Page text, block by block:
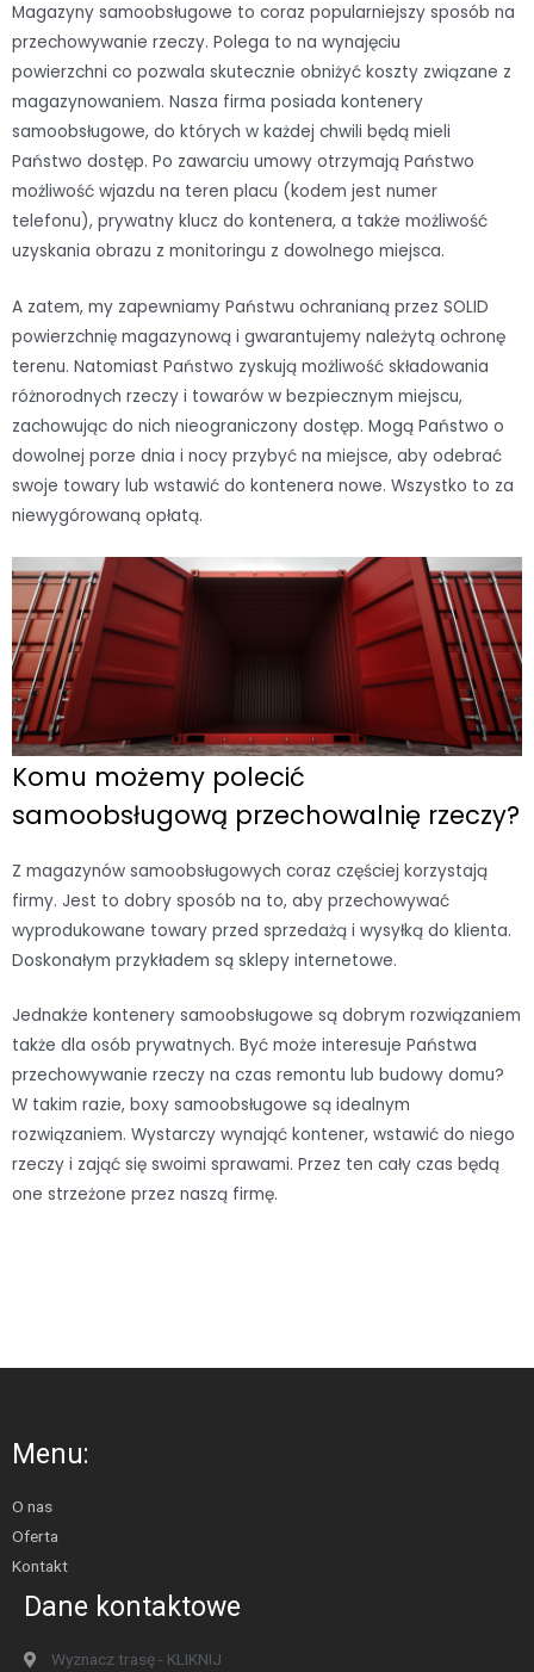
Magazyny samoobsługowe to coraz popularniejszy sposób na
przechowywanie rzeczy. Polega to na wynajęciu
powierzchni co pozwala skutecznie obniżyć koszty związane z
magazynowaniem. Nasza firma posiada kontenery
samoobsługowe, do których w każdej chwili będą mieli
Państwo dostęp. Po zawarciu umowy otrzymają Państwo
możliwość wjazdu na teren placu (kodem jest numer
telefonu), prywatny klucz do kontenera, a także możliwość
uzyskania obrazu z monitoringu z dowolnego miejsca.
A zatem, my zapewniamy Państwu ochranianą przez SOLID
powierzchnię magazynową i gwarantujemy należytą ochronę
terenu. Natomiast Państwo zyskują możliwość składowania
różnorodnych rzeczy i towarów w bezpiecznym miejscu,
zachowując do nich nieograniczony dostęp. Mogą Państwo o
dowolnej porze dnia i nocy przybyć na miejsce, aby odebrać
swoje towary lub wstawić do kontenera nowe. Wszystko to za
niewygórowaną opłatą.
Komu możemy polecić
samoobsługową przechowalnię rzeczy?
Z magazynów samoobsługowych coraz częściej korzystają
firmy. Jest to dobry sposób na to, aby przechowywać
wyprodukowane towary przed sprzedażą i wysyłką do klienta.
Doskonałym przykładem są sklepy internetowe.
Jednakże kontenery samoobsługowe są dobrym rozwiązaniem
także dla osób prywatnych. Być może interesuje Państwa
przechowywanie rzeczy na czas remontu lub budowy domu?
W takim razie, boxy samoobsługowe są idealnym
rozwiązaniem. Wystarczy wynająć kontener, wstawić do niego
rzeczy i zająć się swoimi sprawami. Przez ten cały czas będą
one strzeżone przez naszą firmę.
Menu:
O nas
Oferta
Kontakt
Dane kontaktowe
Wyznacz trasę - KLIKNIJ